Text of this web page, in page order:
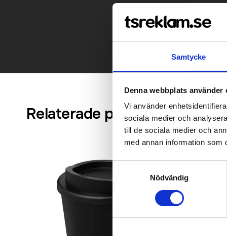
Samtycke
Denna webbplats använder
Vi använder
sociala medier och
till de sociala medier och
med annan information som
Samtyckesval
Nödvändig
Relaterade produkter
Bästsäljare